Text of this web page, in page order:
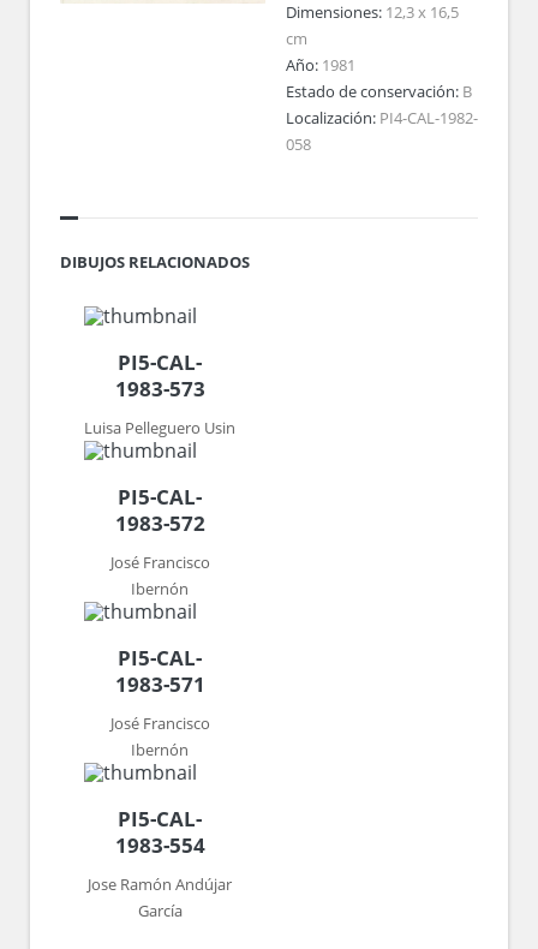
Dimensiones: 12,3 x 16,5
cm
Año: 1981
Estado de conservación: B
Localización: PI4-CAL-1982-
058
DIBUJOS RELACIONADOS
PI5-CAL-
1983-573
Luisa Pelleguero Usin
PI5-CAL-
1983-572
José Francisco
Ibernón
PI5-CAL-
1983-571
José Francisco
Ibernón
PI5-CAL-
1983-554
Jose Ramón Andújar
García